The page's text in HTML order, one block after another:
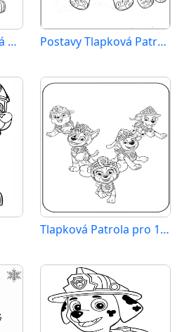
Tisknutelné Tlapková Patrola Obrázek Postavy Tlapková Patrola
Tlapková Patrola pro 1leté Děti